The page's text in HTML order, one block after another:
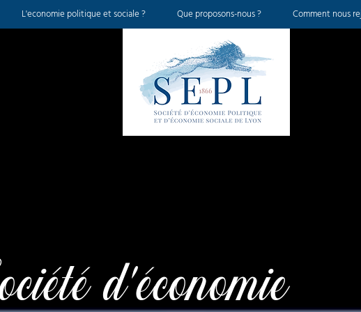
L'economie politique et sociale ? Que proposons-nous ? Comment nous
d'économie